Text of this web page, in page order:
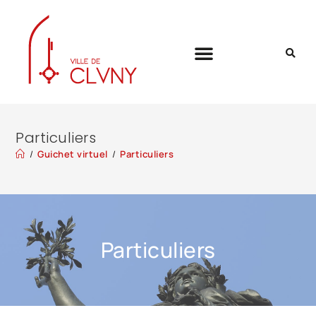
Particuliers
/ Guichet virtuel / Particuliers
Particuliers